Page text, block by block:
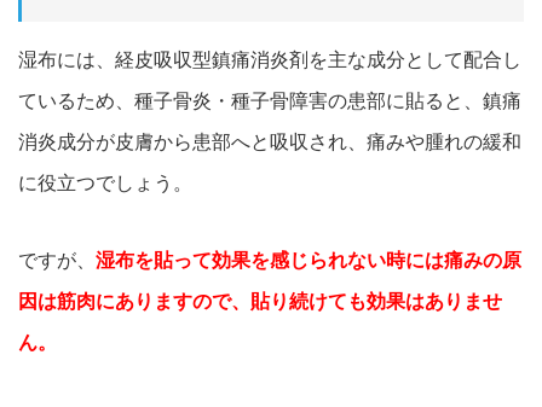
湿布には、経皮吸収型鎮痛消炎剤を主な成分として配合し
ているため、種子骨炎・種子骨障害の患部に貼ると、鎮痛
消炎成分が皮膚から患部へと吸収され、痛みや腫れの緩和
に役立つでしょう。
ですが、 湿布を貼って効果を感じられない時には痛みの原
因は筋肉にありますので、貼り続けても効果はありませ
ん。